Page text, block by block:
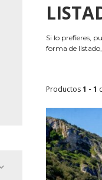
Si lo prefieres,
forma de
Productos1 - 1